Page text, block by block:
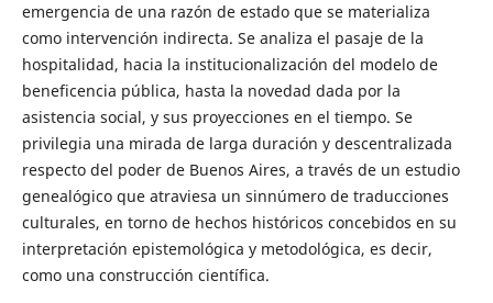
emergencia de una razón de estado que se materializa
como intervención indirecta. Se analiza el pasaje de la
hospitalidad, hacia la institucionalización del modelo de
beneficencia pública, hasta la novedad dada por la
asistencia social, y sus proyecciones en el tiempo. Se
privilegia una mirada de larga duración y descentralizada
respecto del poder de Buenos Aires, a través de un estudio
genealógico que atraviesa un sinnúmero de traducciones
culturales, en torno de hechos históricos concebidos en su
interpretación epistemológica y metodológica, es decir,
como una construcción científica.